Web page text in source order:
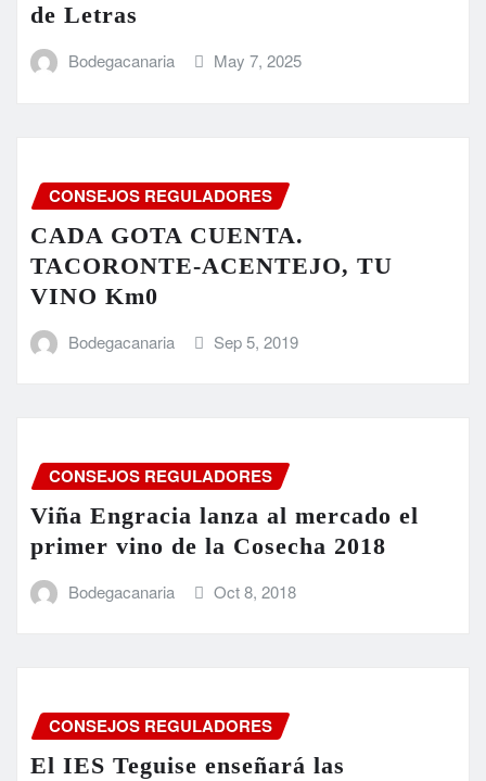
de Letras
Bodegacanaria May 7, 2025
CONSEJOS REGULADORES
CADA GOTA CUENTA.
TACORONTE-ACENTEJO, TU
VINO Km0
Bodegacanaria Sep 5, 2019
CONSEJOS REGULADORES
Viña Engracia lanza al mercado el
primer vino de la Cosecha 2018
Bodegacanaria Oct 8, 2018
CONSEJOS REGULADORES
El IES Teguise enseñará las